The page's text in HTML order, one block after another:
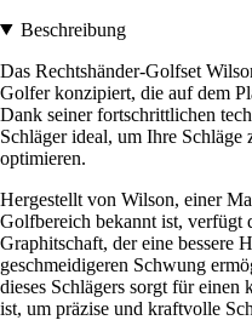
Beschreibung
Das Rechtshänder-Golfset
Golfer konzipiert, die auf dem
Dank seiner fortschrittlichen
Schläger ideal, um Ihre Schläge
optimieren.
Hergestellt von Wilson, einer
Golfbereich bekannt ist, verfügt
Graphitschaft, der eine bessere
geschmeidigeren Schwung
dieses Schlägers sorgt für
ist, um präzise und kraftvolle